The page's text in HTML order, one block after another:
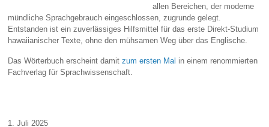
allen Bereichen, der moderne
mündliche Sprachgebrauch eingeschlossen, zugrunde gelegt.
Entstanden ist ein zuverlässiges Hilfsmittel für das erste Direkt-Studium
hawaiianischer Texte, ohne den mühsamen Weg über das Englische.
Das Wörterbuch erscheint damitzum ersten Mal in einem renommierten
Fachverlag für Sprachwissenschaft.
1. Juli 2025